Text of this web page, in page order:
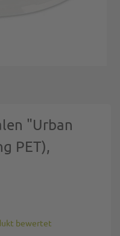
"Urban
PET),
bewertet